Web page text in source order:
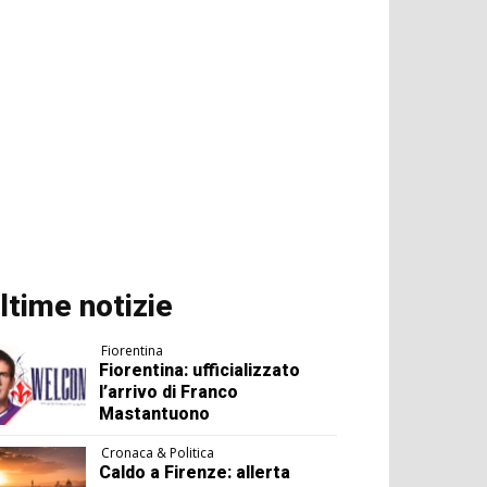
notizie
Fiorentina
Fiorentina: ufficializzato
l’arrivo di Franco
Mastantuono
Cronaca & Politica
Caldo a Firenze: allerta